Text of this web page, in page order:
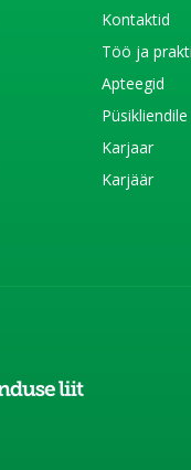
Kontaktid
Töö ja
Apteegid
Püsikliendile
Karjaar
Karjäär